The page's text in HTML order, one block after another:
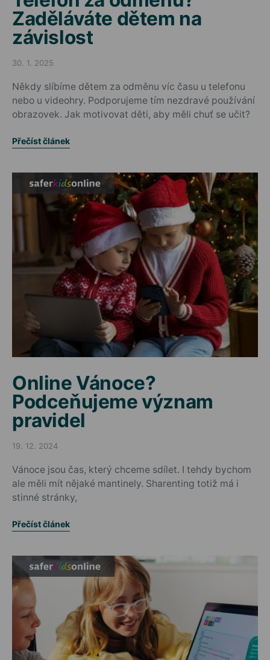
Zaděláváte dětem na
závislost
Posted on
30. 1. 2025
Někdy slíbíme dětem za odměnu víc času u telefonu
nebo u videohry. Podporujeme tím nezdravé používání
obrazovek. Jak motivovat děti, aby měli chuť se učit?
Přečíst článek
Online Vánoce?
Podceňujeme význam
pravidel
Posted on
19. 12. 2024
Vánoce jsou čas, který chceme sdílet. I tehdy bychom
ale měli mít nějaké mantinely. Sharenting totiž má i
stinné stránky,
Přečíst článek